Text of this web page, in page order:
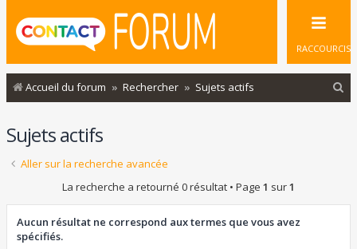
RACCOURCIS
Accueil du forum Rechercher Sujets actifs
Sujets actifs
Aller sur la recherche avancée
La recherche a retourné 0 résultat • Page 1 sur1
Aucun résultat ne correspond aux termes que vous avez
spécifiés.